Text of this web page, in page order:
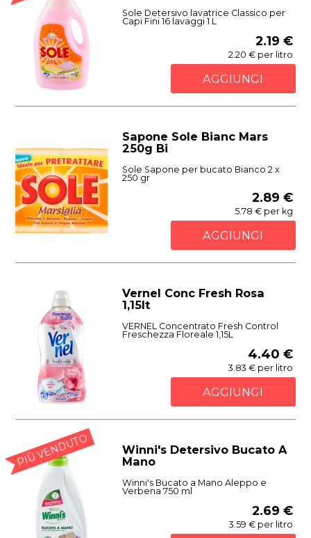
Sole Detersivo lavatrice Classico per
Capi Fini 16 lavaggi 1 L
2.19 €
2.20 € per litro
AGGIUNGI
Sapone Sole Bianc Mars
250g Bi
Sole Sapone per bucato Bianco 2 x
250 gr
2.89 €
5.78 € per kg
AGGIUNGI
Vernel Conc Fresh Rosa
1,15lt
VERNEL Concentrato Fresh Control
Freschezza Floreale 1,15L
4.40 €
3.83 € per litro
AGGIUNGI
PIÙ VENDUTO
Winni's Detersivo Bucato A
Mano
Winni's Bucato a Mano Aleppo e
Verbena 750 ml
2.69 €
3.59 € per litro